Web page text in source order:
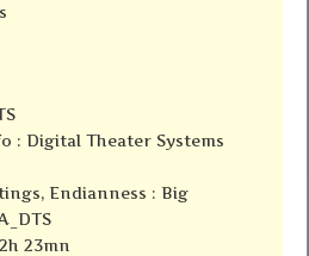
: Digital Theater Systems
Endianness : Big
23mn